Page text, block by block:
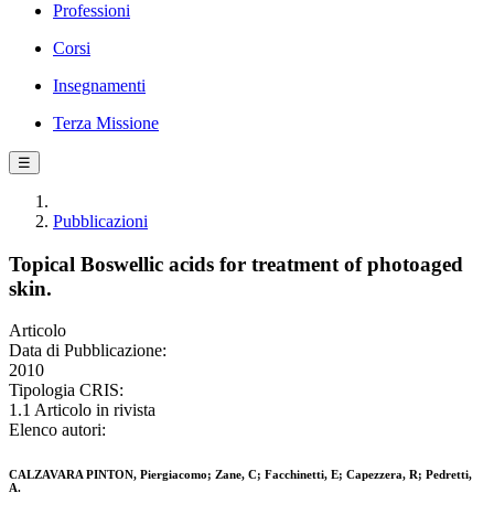
Professioni
Corsi
Insegnamenti
Terza Missione
☰
Pubblicazioni
Topical Boswellic acids for treatment of photoaged
skin.
Articolo
Data di Pubblicazione:
2010
Tipologia CRIS:
1.1 Articolo in rivista
Elenco autori:
CALZAVARA PINTON, Piergiacomo; Zane, C; Facchinetti, E; Capezzera, R; Pedretti,
A.